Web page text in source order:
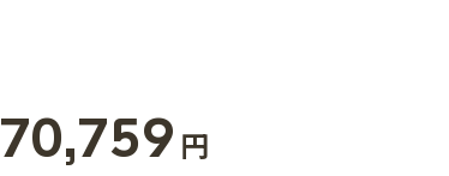
70,759 円